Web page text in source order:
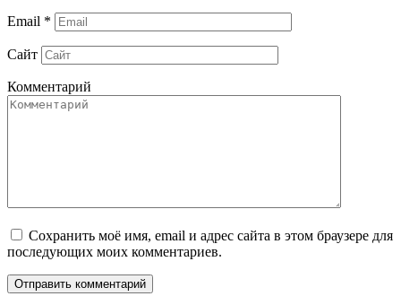
Email *
Сайт
Комментарий
Сохранить моё имя, email и адрес сайта в этом браузере для
последующих моих комментариев.